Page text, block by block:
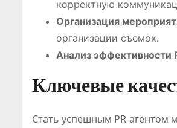
корректную
Организация
организации съемок.
Анализ эффективности
Ключевые
Стать успешным PR-агентом